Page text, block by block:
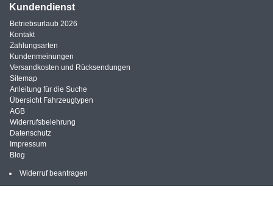
Kundendienst
Betriebsurlaub 2026
Kontakt
Zahlungsarten
Kundenmeinungen
Versandkosten und Rücksendungen
Sitemap
Anleitung für die Suche
Übersicht Fahrzeugtypen
AGB
Widerrufsbelehrung
Datenschutz
Impressum
Blog
Widerruf beantragen